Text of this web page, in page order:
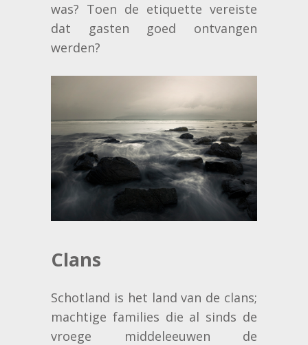
was? Toen de etiquette vereiste
dat gasten goed ontvangen
werden?
Clans
Schotland is het land van de clans;
machtige families die al sinds de
vroege middeleeuwen de